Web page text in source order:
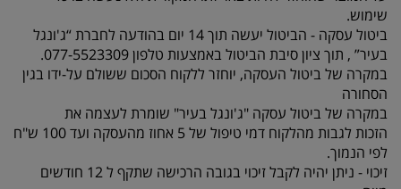
שימוש.
ביטול עסקה - הביטול יעשה תוך 14 יום בהודעה לחברת “ג'ונגל
בעיר” , תוך ציון סיבת הביטול באמצעות טלפון 077-5523309.
במקרה של ביטול העסקה, יוחזר ללקוח הסכום ששולם על-ידו בגין
הסחורה
במקרה של ביטול עסקה "ג'ונגל בעיר" שומרת לעצמה את
הזכות לגבות מהלקוח דמי טיפול של 5 אחוז מהעסקה ועד 100 ש"ח
לפי הנמוך.
זיכוי - ניתן יהיה לקבל זיכוי בגובה הרכישה שתקף ל 12 חודשים